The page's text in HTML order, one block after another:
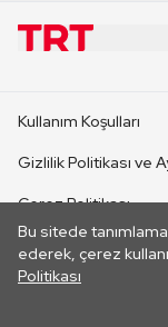
Bu sitede
ederek, çerez
Politikası
CANLI YAYINLAR
Kullanım Koşulları
Gizlilik Politikası ve
Çerez Politikası
İletişim
Her hakkı